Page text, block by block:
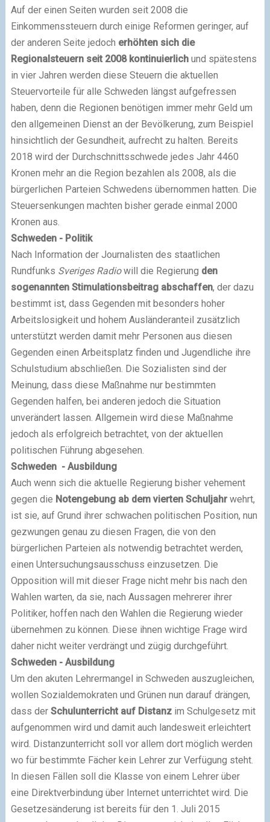
Auf der einen Seiten wurden seit 2008 die
Einkommenssteuern durch einige Reformen geringer, auf
der anderen Seite jedoch erhöhten sich die
Regionalsteuern seit 2008 kontinuierlichund spätestens
in vier Jahren werden diese Steuern die aktuellen
Steuervorteile für alle Schweden längst aufgefressen
haben, denn die Regionen benötigen immer mehr Geld um
den allgemeinen Dienst an der Bevölkerung, zum Beispiel
hinsichtlich der Gesundheit, aufrecht zu halten. Bereits
2018 wird der Durchschnittsschwede jedes Jahr 4460
Kronen mehr an die Region bezahlen als 2008, als die
bürgerlichen Parteien Schwedens übernommen hatten. Die
Steuersenkungen machten bisher gerade einmal 2000
Kronen aus.
Schweden - Politik
Nach Information der Journalisten des staatlichen
Rundfunks Sveriges Radiowill die Regierung den
sogenannten Stimulationsbeitrag abschaffen, der dazu
bestimmt ist, dass Gegenden mit besonders hoher
Arbeitslosigkeit und hohem Ausländeranteil zusätzlich
unterstützt werden damit mehr Personen aus diesen
Gegenden einen Arbeitsplatz finden und Jugendliche ihre
Schulstudium abschließen. Die Sozialisten sind der
Meinung, dass diese Maßnahme nur bestimmten
Gegenden halfen, bei anderen jedoch die Situation
unverändert lassen. Allgemein wird diese Maßnahme
jedoch als erfolgreich betrachtet, von der aktuellen
politischen Führung abgesehen.
Schweden - Ausbildung
Auch wenn sich die aktuelle Regierung bisher vehement
gegen die Notengebung ab dem vierten Schuljahrwehrt,
ist sie, auf Grund ihrer schwachen politischen Position, nun
gezwungen genau zu diesen Fragen, die von den
bürgerlichen Parteien als notwendig betrachtet werden,
einen Untersuchungsausschuss einzusetzen. Die
Opposition will mit dieser Frage nicht mehr bis nach den
Wahlen warten, da sie, nach Aussagen mehrerer ihrer
Politiker, hoffen nach den Wahlen die Regierung wieder
übernehmen zu können. Diese ihnen wichtige Frage wird
daher nicht weiter verdrängt und zügig durchgeführt.
Schweden - Ausbildung
Um den akuten Lehrermangel in Schweden auszugleichen,
wollen Sozialdemokraten und Grünen nun darauf drängen,
dass der Schulunterricht auf Distanzim Schulgesetz mit
aufgenommen wird und damit auch landesweit erleichtert
wird. Distanzunterricht soll vor allem dort möglich werden
wo für bestimmte Fächer kein Lehrer zur Verfügung steht.
In diesen Fällen soll die Klasse von einem Lehrer über
eine Direktverbindung über Internet unterrichtet wird. Die
Gesetzesänderung ist bereits für den 1. Juli 2015